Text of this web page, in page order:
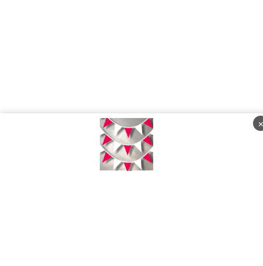
Jumat, 07 Agustus 2026 - 03:27:45 WIB